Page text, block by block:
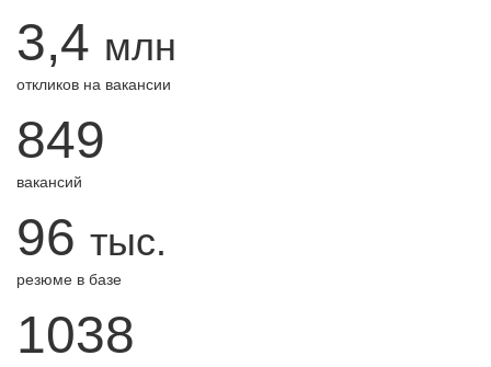
3,4 млн
откликов на вакансии
849
вакансий
96 тыс.
резюме в базе
1038